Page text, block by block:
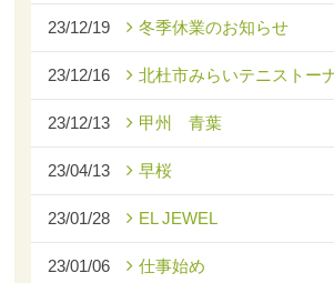
23/12/19 冬季休業のお知らせ
23/12/16 北杜市みらいテニストー
23/12/13 甲州 青葉
23/04/13 早桜
23/01/28 EL JEWEL
23/01/06 仕事始め